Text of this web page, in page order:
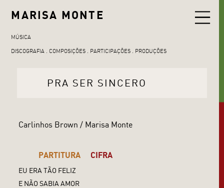
MARISA MONTE
MÚSICA
DISCOGRAFIA
COMPOSIÇÕES PARTICIPAÇÕES PRODUÇÕES
PRA SER SINCERO
Carlinhos Brown / Marisa Monte
PARTITURA CIFRA
EU ERA TÃO FELIZ
E NÃO SABIA AMOR